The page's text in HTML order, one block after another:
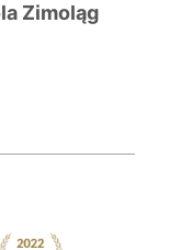
Zimoląg